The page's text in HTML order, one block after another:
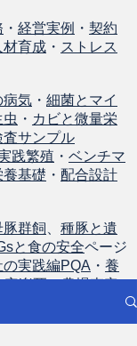
・ 経営実例 ・ 契約
材育成 ・ ストレス
病気 ・ 細菌とマイ
・ カビと微量栄
査サンプル
践繁殖 ・ ベンチマ
養基礎 ・ 配合設計
豚群飼
種豚と遺
と食の安全ページ
実践編PQA ・ 養
安楽死・農場査定